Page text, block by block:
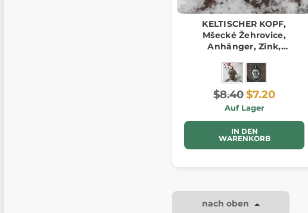
KELTISCHER KOPF,
Mšecké Žehrovice,
Anhänger, Zink,
$8.40 $7.20
Auf Lager
IN DEN
WARENKORB
nach oben